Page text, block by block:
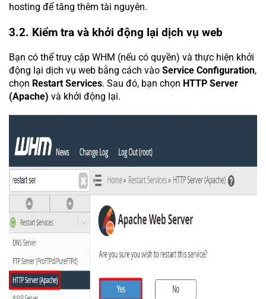
hosting để tăng thêm tài nguyên.
3.2. Kiểm tra và khởi động lại dịch vụ web
Bạn có thể truy cập WHM (nếu có quyền) và thực hiện khởi
động lại dịch vụ web bằng cách vào Service Configuration,
chọn Restart Services. Sau đó, bạn chọn HTTP Server
(Apache) và khởi động lại.